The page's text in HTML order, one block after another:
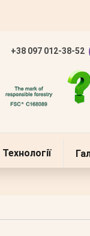
+38 097 012-38-52
Технології